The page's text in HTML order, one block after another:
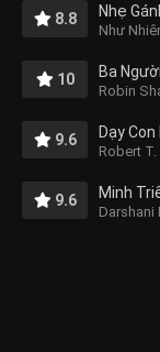
8.8 Nhẹ
Như
10 Ba
Robin
9.6 Dạy
Robert
9.6 Minh
Darshani